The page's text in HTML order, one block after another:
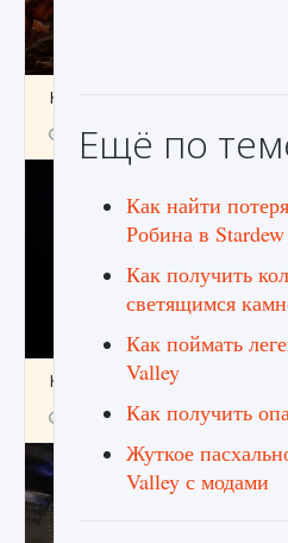
Как найти Гробницу Изгоев в
9 августа 2024 1
Как получить Thunder Egg в
9 августа 2024 1
Ещё по
Как найти
Робина в
Как получить
светящимся
Как поймать
Valley
Как получить
Жуткое
Valley с модами